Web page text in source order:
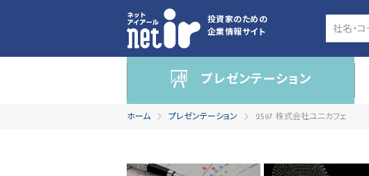
投資家のための
企業情報サイト
プレゼンテーション
ホーム プレゼンテーション 2597 株式会社ユニカフェ